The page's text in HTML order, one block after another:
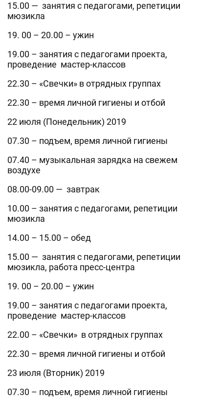
15.00 — занятия с педагогами, репетиции
мюзикла
19. 00 – 20.00 – ужин
19.00 – занятия с педагогами проекта,
проведение мастер-классов
22.30 – «Свечки» в отрядных группах
22.30 – время личной гигиены и отбой
22 июля (Понедельник) 2019
07.30 – подъем, время личной гигиены
07.40 – музыкальная зарядка на свежем
воздухе
08.00-09.00 — завтрак
10.00 – занятия с педагогами, репетиции
мюзикла
14.00 – 15.00 – обед
15.00 — занятия с педагогами, репетиции
мюзикла, работа пресс-центра
19. 00 – 20.00 – ужин
19.00 – занятия с педагогами проекта,
проведение мастер-классов
22.00 – «Свечки» в отрядных группах
22.30 – время личной гигиены и отбой
23 июля (Вторник) 2019
07.30 – подъем, время личной гигиены